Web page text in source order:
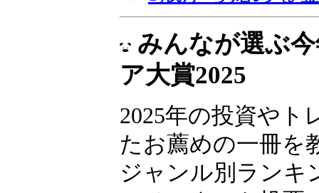
なってほしい。そ
添う内容となって
▼ 5歳から始める
みんなが選ぶ
ア大賞2025